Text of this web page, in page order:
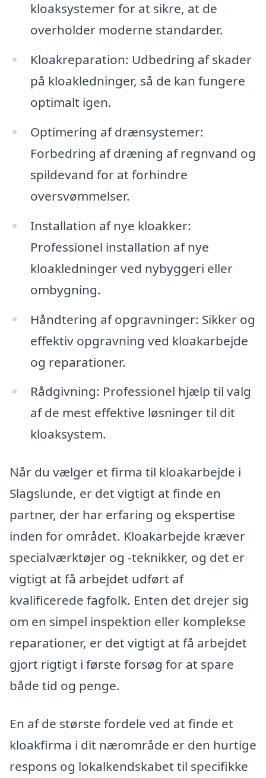
kloaksystemer for at sikre, at de
overholder moderne standarder.
Kloakreparation: Udbedring af skader
på kloakledninger, så de kan fungere
optimalt igen.
Optimering af drænsystemer:
Forbedring af dræning af regnvand og
spildevand for at forhindre
oversvømmelser.
Installation af nye kloakker:
Professionel installation af nye
kloakledninger ved nybyggeri eller
ombygning.
Håndtering af opgravninger: Sikker og
effektiv opgravning ved kloakarbejde
og reparationer.
Rådgivning: Professionel hjælp til valg
af de mest effektive løsninger til dit
kloaksystem.
Når du vælger et firma til kloakarbejde i
Slagslunde, er det vigtigt at finde en
partner, der har erfaring og ekspertise
inden for området. Kloakarbejde kræver
specialværktøjer og -teknikker, og det er
vigtigt at få arbejdet udført af
kvalificerede fagfolk. Enten det drejer sig
om en simpel inspektion eller komplekse
reparationer, er det vigtigt at få arbejdet
gjort rigtigt i første forsøg for at spare
både tid og penge.
En af de største fordele ved at finde et
kloakfirma i dit nærområde er den hurtige
respons og lokalkendskabet til specifikke